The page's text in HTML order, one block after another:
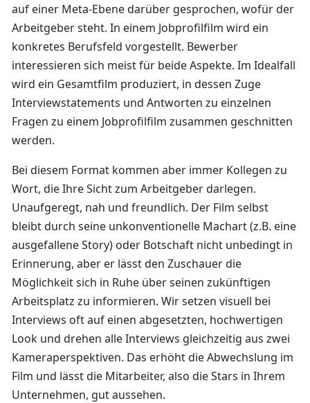
auf einer Meta-Ebene darüber gesprochen, wofür der
Arbeitgeber steht. In einem Jobprofilfilm wird ein
konkretes Berufsfeld vorgestellt. Bewerber
interessieren sich meist für beide Aspekte. Im Idealfall
wird ein Gesamtfilm produziert, in dessen Zuge
Interviewstatements und Antworten zu einzelnen
Fragen zu einem Jobprofilfilm zusammen geschnitten
werden.
Bei diesem Format kommen aber immer Kollegen zu
Wort, die Ihre Sicht zum Arbeitgeber darlegen.
Unaufgeregt, nah und freundlich. Der Film selbst
bleibt durch seine unkonventionelle Machart (z.B. eine
ausgefallene Story) oder Botschaft nicht unbedingt in
Erinnerung, aber er lässt den Zuschauer die
Möglichkeit sich in Ruhe über seinen zukünftigen
Arbeitsplatz zu informieren. Wir setzen visuell bei
Interviews oft auf einen abgesetzten, hochwertigen
Look und drehen alle Interviews gleichzeitig aus zwei
Kameraperspektiven. Das erhöht die Abwechslung im
Film und lässt die Mitarbeiter, also die Stars in Ihrem
Unternehmen, gut aussehen.